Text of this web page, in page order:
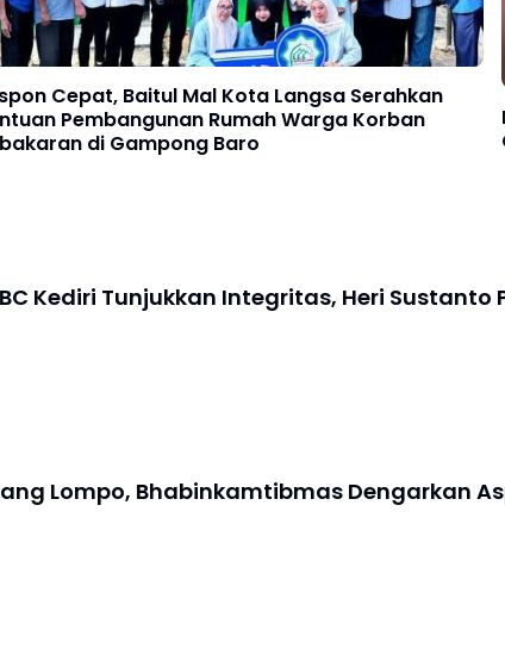
Cepat, Baitul Mal Kota Langsa Serahkan
Pembangunan Rumah Warga Korban
di Gampong Baro
Kediri Tunjukkan Integritas, Heri
Lompo, Bhabinkamtibmas Dengarkan